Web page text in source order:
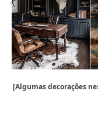
[Algumas decorações